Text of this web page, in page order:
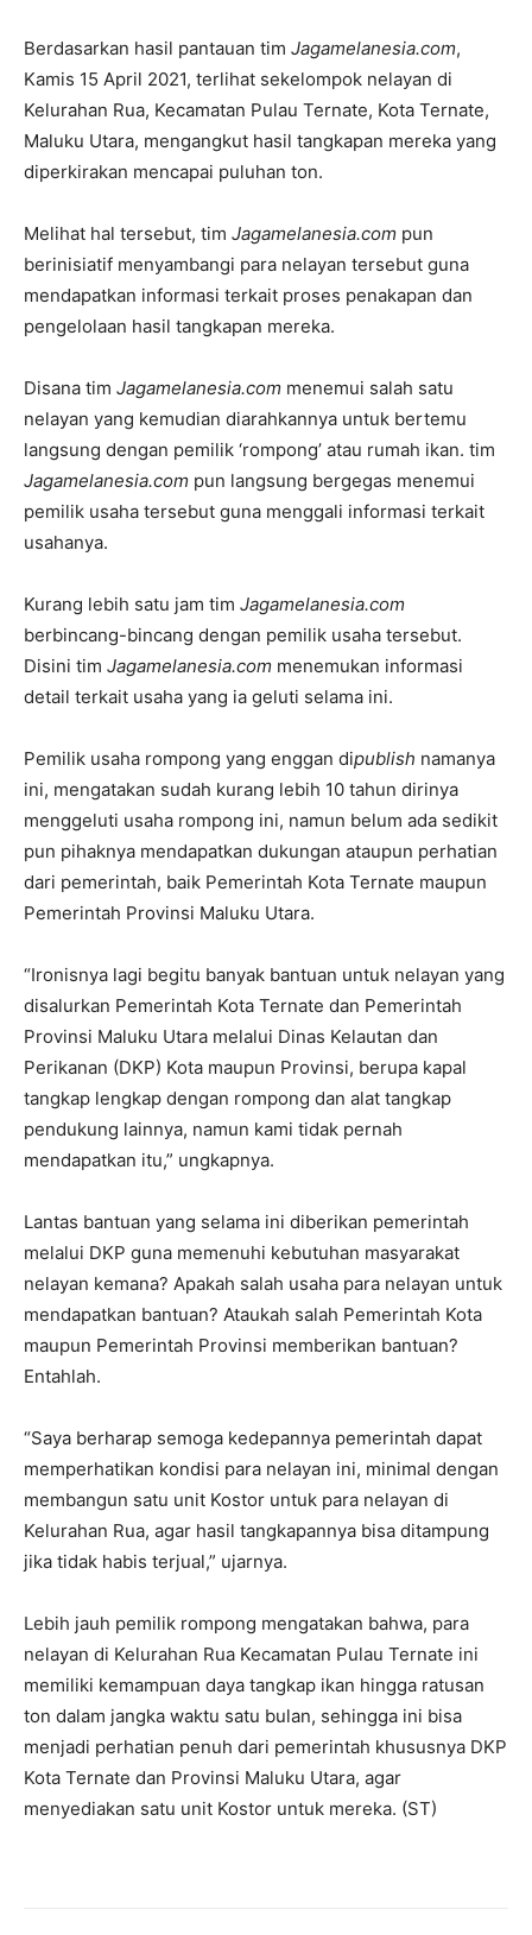
Berdasarkan hasil pantauan tim Jagamelanesia.com,
Kamis 15 April 2021, terlihat sekelompok nelayan di
Kelurahan Rua, Kecamatan Pulau Ternate, Kota Ternate,
Maluku Utara, mengangkut hasil tangkapan mereka yang
diperkirakan mencapai puluhan ton.
Melihat hal tersebut, tim Jagamelanesia.com pun
berinisiatif menyambangi para nelayan tersebut guna
mendapatkan informasi terkait proses penakapan dan
pengelolaan hasil tangkapan mereka.
Disana tim Jagamelanesia.com menemui salah satu
nelayan yang kemudian diarahkannya untuk bertemu
langsung dengan pemilik ‘rompong’ atau rumah ikan. tim
Jagamelanesia.com pun langsung bergegas menemui
pemilik usaha tersebut guna menggali informasi terkait
usahanya.
Kurang lebih satu jam tim Jagamelanesia.com
berbincang-bincang dengan pemilik usaha tersebut.
Disini tim Jagamelanesia.com menemukan informasi
detail terkait usaha yang ia geluti selama ini.
Pemilik usaha rompong yang enggan dipublish namanya
ini, mengatakan sudah kurang lebih 10 tahun dirinya
menggeluti usaha rompong ini, namun belum ada sedikit
pun pihaknya mendapatkan dukungan ataupun perhatian
dari pemerintah, baik Pemerintah Kota Ternate maupun
Pemerintah Provinsi Maluku Utara.
“Ironisnya lagi begitu banyak bantuan untuk nelayan yang
disalurkan Pemerintah Kota Ternate dan Pemerintah
Provinsi Maluku Utara melalui Dinas Kelautan dan
Perikanan (DKP) Kota maupun Provinsi, berupa kapal
tangkap lengkap dengan rompong dan alat tangkap
pendukung lainnya, namun kami tidak pernah
mendapatkan itu,” ungkapnya.
Lantas bantuan yang selama ini diberikan pemerintah
melalui DKP guna memenuhi kebutuhan masyarakat
nelayan kemana? Apakah salah usaha para nelayan untuk
mendapatkan bantuan? Ataukah salah Pemerintah Kota
maupun Pemerintah Provinsi memberikan bantuan?
Entahlah.
“Saya berharap semoga kedepannya pemerintah dapat
memperhatikan kondisi para nelayan ini, minimal dengan
membangun satu unit Kostor untuk para nelayan di
Kelurahan Rua, agar hasil tangkapannya bisa ditampung
jika tidak habis terjual,” ujarnya.
Lebih jauh pemilik rompong mengatakan bahwa, para
nelayan di Kelurahan Rua Kecamatan Pulau Ternate ini
memiliki kemampuan daya tangkap ikan hingga ratusan
ton dalam jangka waktu satu bulan, sehingga ini bisa
menjadi perhatian penuh dari pemerintah khususnya DKP
Kota Ternate dan Provinsi Maluku Utara, agar
menyediakan satu unit Kostor untuk mereka. (ST)